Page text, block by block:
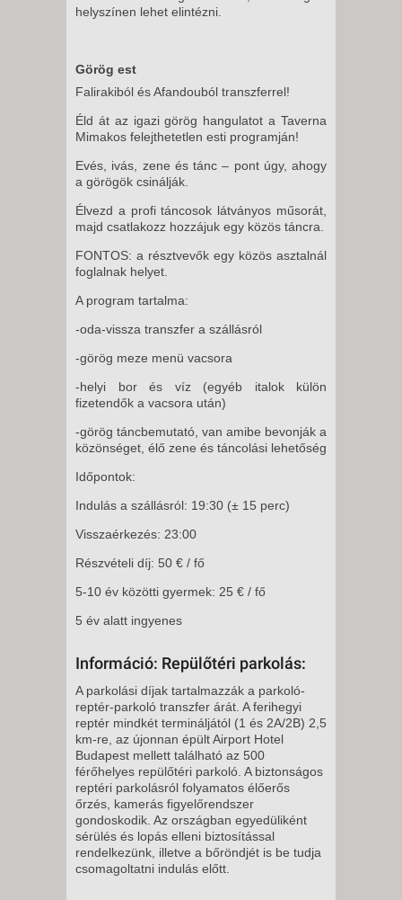
helyszínen lehet elintézni.
Görög est
Falirakiból és Afandouból transzferrel!
Éld át az igazi görög hangulatot a Taverna
Mimakos felejthetetlen esti programján!
Evés, ivás, zene és tánc – pont úgy, ahogy
a görögök csinálják.
Élvezd a profi táncosok látványos műsorát,
majd csatlakozz hozzájuk egy közös táncra.
FONTOS: a résztvevők egy közös asztalnál
foglalnak helyet.
A program tartalma:
-oda‑vissza transzfer a szállásról
-görög meze menü vacsora
-helyi bor és víz (egyéb italok külön
fizetendők a vacsora után)
-görög táncbemutató, van amibe bevonják a
közönséget, élő zene és táncolási lehetőség
Időpontok:
Indulás a szállásról: 19:30 (± 15 perc)
Visszaérkezés: 23:00
Részvételi díj: 50 € / fő
5-10 év közötti gyermek: 25 € / fő
5 év alatt ingyenes
Információ: Repülőtéri parkolás:
A parkolási díjak tartalmazzák a parkoló-
reptér-parkoló transzfer árát. A ferihegyi
reptér mindkét termináljától (1 és 2A/2B) 2,5
km-re, az újonnan épült Airport Hotel
Budapest mellett található az 500
férőhelyes repülőtéri parkoló. A biztonságos
reptéri parkolásról folyamatos élőerős
őrzés, kamerás figyelőrendszer
gondoskodik. Az országban egyedüliként
sérülés és lopás elleni biztosítással
rendelkezünk, illetve a bőröndjét is be tudja
csomagoltatni indulás előtt.